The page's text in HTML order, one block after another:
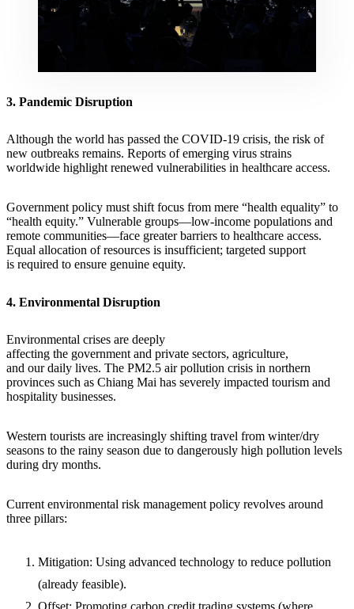
3. Pandemic Disruption
Although the world has passed the COVID-19 crisis, the risk of
new outbreaks remains. Reports of emerging virus strains
worldwide highlight renewed vulnerabilities in healthcare access.
Government policy must shift focus from mere “health equality” to
“health equity.” Vulnerable groups—low-income populations and
remote communities—face greater barriers to healthcare access.
Equal allocation of resources is insufficient; targeted support
is required to ensure genuine equity.
4. Environmental Disruption
Environmental crises are deeply
affecting the government and private sectors, agriculture,
and our daily lives. The PM2.5 air pollution crisis in northern
provinces such as Chiang Mai has severely impacted tourism and
hospitality businesses.
Western tourists are increasingly shifting travel from winter/dry
seasons to the rainy season due to dangerously high pollution levels
during dry months.
Current environmental risk management policy revolves around
three pillars:
Mitigation: Using advanced technology to reduce pollution
(already feasible).
Offset: Promoting carbon credit trading systems (where